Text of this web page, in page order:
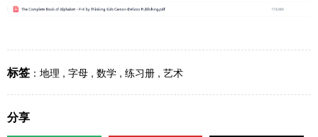
标签 ： 地理 , 字母 , 数学 , 练习册 , 艺术
分享